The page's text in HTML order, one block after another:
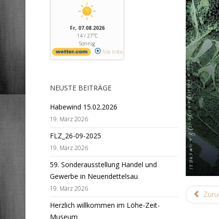
Fr, 07.08.2026
14 / 27°C
Sonnig
Alle Infos
NEUSTE BEITRÄGE
Habewind 15.02.2026
19. März 2026
FLZ_26-09-2025
19. März 2026
59. Sonderausstellung Handel und
Gewerbe in Neuendettelsau
19. März 2026
Herzlich willkommen im Löhe-Zeit-
Museum